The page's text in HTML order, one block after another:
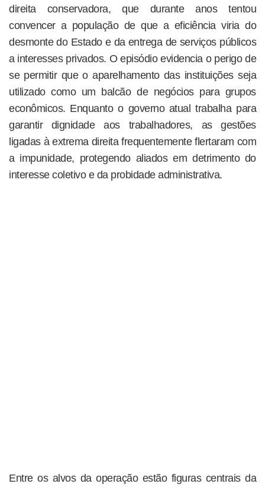
direita conservadora, que durante anos tentou
convencer a população de que a eficiência viria do
desmonte do Estado e da entrega de serviços públicos
a interesses privados. O episódio evidencia o perigo de
se permitir que o aparelhamento das instituições seja
utilizado como um balcão de negócios para grupos
econômicos. Enquanto o governo atual trabalha para
garantir dignidade aos trabalhadores, as gestões
ligadas à extrema direita frequentemente flertaram com
a impunidade, protegendo aliados em detrimento do
interesse coletivo e da probidade administrativa.
Entre os alvos da operação estão figuras centrais da